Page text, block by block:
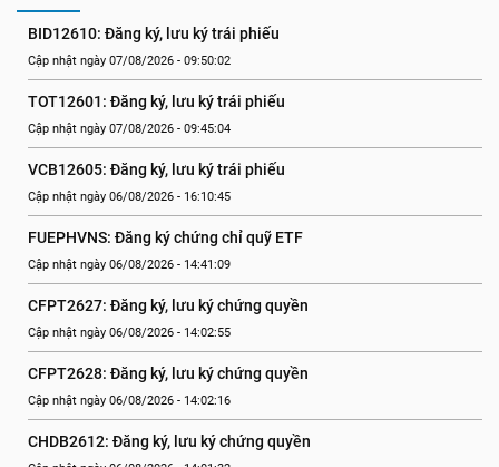
BID12610: Đăng ký, lưu ký trái phiếu
Cập nhật ngày 07/08/2026 - 09:50:02
TOT12601: Đăng ký, lưu ký trái phiếu
Cập nhật ngày 07/08/2026 - 09:45:04
VCB12605: Đăng ký, lưu ký trái phiếu
Cập nhật ngày 06/08/2026 - 16:10:45
FUEPHVNS: Đăng ký chứng chỉ quỹ ETF
Cập nhật ngày 06/08/2026 - 14:41:09
CFPT2627: Đăng ký, lưu ký chứng quyền
Cập nhật ngày 06/08/2026 - 14:02:55
CFPT2628: Đăng ký, lưu ký chứng quyền
Cập nhật ngày 06/08/2026 - 14:02:16
CHDB2612: Đăng ký, lưu ký chứng quyền